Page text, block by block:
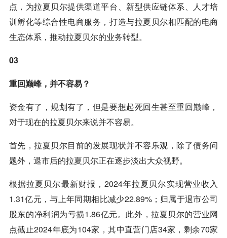
点，为拉夏贝尔提供渠道平台、新型供应链体系、人才培
训孵化等综合性电商服务，打造与拉夏贝尔相匹配的电商
生态体系，推动拉夏贝尔的业务转型。
03
重回巅峰，并不容易？
资金有了，规划有了，但是要想起死回生甚至重回巅峰，
对于现在的拉夏贝尔来说并不容易。
首先，拉夏贝尔目前的发展现状并不容乐观，除了债务问
题外，退市后的拉夏贝尔正在逐步淡出大众视野。
根据拉夏贝尔最新财报，2024年拉夏贝尔实现营业收入
1.31亿元，与上年同期相比减少22.89%；归属于退市公司
股东的净利润为亏损1.86亿元。此外，拉夏贝尔的营业网
点截止2024年底为104家，其中直营门店34家，剩余70家